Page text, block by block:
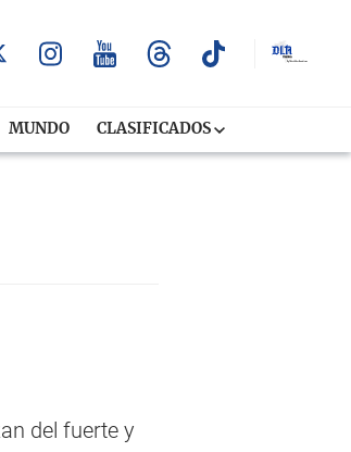
MUNDO CLASIFICADOS
del fuerte y